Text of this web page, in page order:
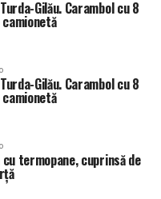
Gilău. Carambol cu 8
Gilău. Carambol cu 8
termopane, cuprinsă de